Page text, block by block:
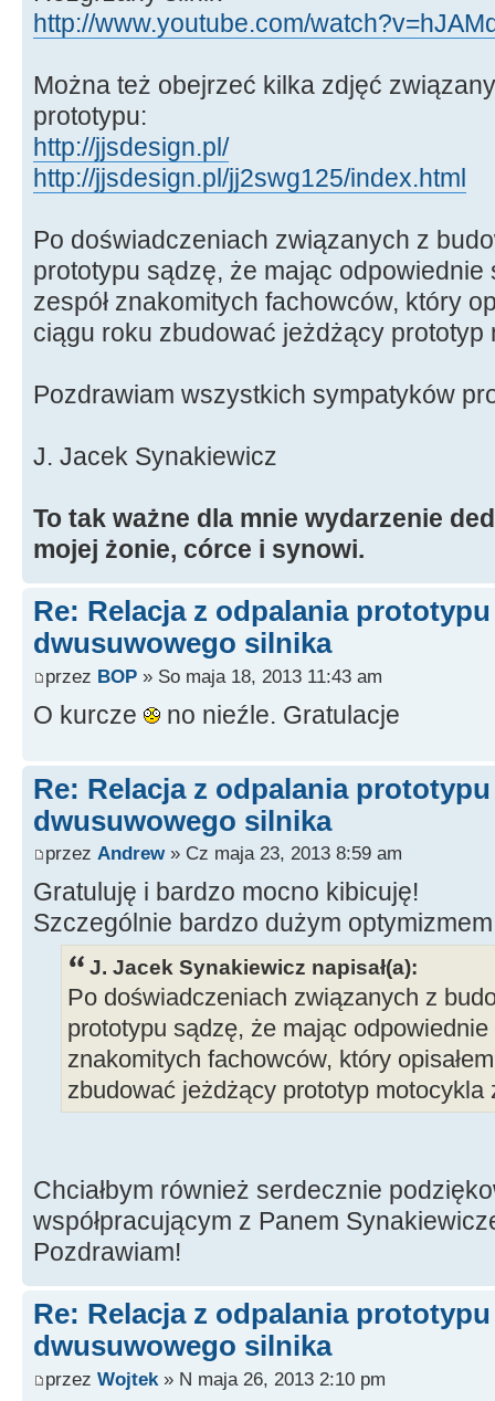
http://www.youtube.com/
Można też obejrzeć kilka zdjęć
prototypu:
http://jjsdesign.pl/
http://jjsdesign.pl/jj2swg125/index.html
Po doświadczeniach związanych z
prototypu sądzę, że mając odpowiednie
zespół znakomitych fachowców, który
ciągu roku zbudować jeżdżący prototyp
Pozdrawiam wszystkich sympatyków
J. Jacek Synakiewicz
To tak ważne dla mnie wydarzenie
mojej żonie, córce i synowi.
Re: Relacja z odpalania
dwusuwowego silnika
przez BOP » So maja 18, 2013 11:43 am
O kurcze no nieźle. Gratulacje
Re: Relacja z odpalania
dwusuwowego silnika
przez Andrew» Cz maja 23, 2013 8:59 am
Gratuluję i bardzo mocno kibicuję!
Szczególnie bardzo dużym
J. Jacek Synakiewicz napisał(a):
Po doświadczeniach związanych z
prototypu sądzę, że mając
znakomitych fachowców, który
zbudować jeżdżący prototyp motocykla
Chciałbym również serdecznie
współpracującym z Panem
Pozdrawiam!
Re: Relacja z odpalania
dwusuwowego silnika
przez Wojtek » N maja 26, 2013 2:10 pm